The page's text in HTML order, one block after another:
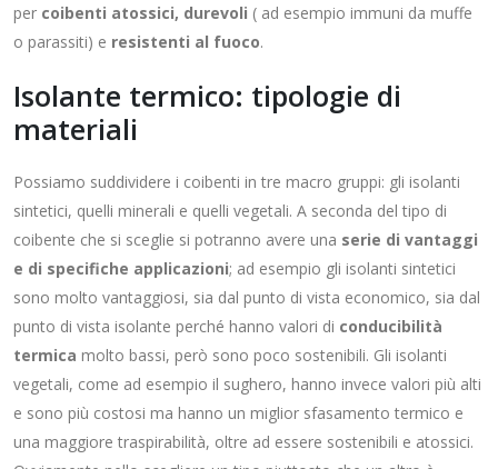
per coibenti atossici, durevoli ( ad esempio immuni da muffe
o parassiti) e resistenti al fuoco.
Isolante termico: tipologie di
materiali
Possiamo suddividere i coibenti in tre macro gruppi: gli isolanti
sintetici, quelli minerali e quelli vegetali. A seconda del tipo di
coibente che si sceglie si potranno avere una serie di vantaggi
e di specifiche applicazioni; ad esempio gli isolanti sintetici
sono molto vantaggiosi, sia dal punto di vista economico, sia dal
punto di vista isolante perché hanno valori di conducibilità
termica molto bassi, però sono poco sostenibili. Gli isolanti
vegetali, come ad esempio il sughero, hanno invece valori più alti
e sono più costosi ma hanno un miglior sfasamento termico e
una maggiore traspirabilità, oltre ad essere sostenibili e atossici.